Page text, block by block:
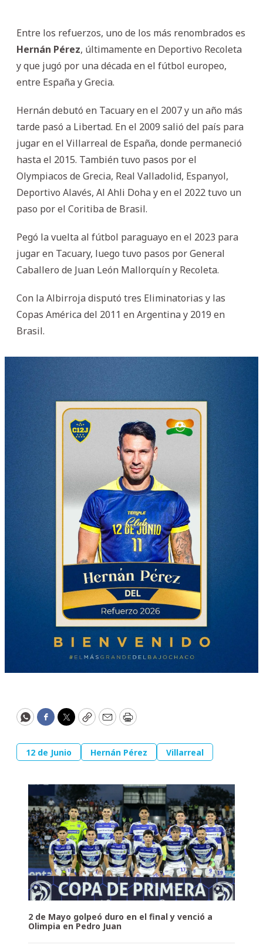
Entre los refuerzos, uno de los más renombrados es
Hernán Pérez, últimamente en Deportivo Recoleta
y que jugó por una década en el fútbol europeo,
entre España y Grecia.
Hernán debutó en Tacuary en el 2007 y un año más
tarde pasó a Libertad. En el 2009 salió del país para
jugar en el Villarreal de España, donde permaneció
hasta el 2015. También tuvo pasos por el
Olympiacos de Grecia, Real Valladolid, Espanyol,
Deportivo Alavés, Al Ahli Doha y en el 2022 tuvo un
paso por el Coritiba de Brasil.
Pegó la vuelta al fútbol paraguayo en el 2023 para
jugar en Tacuary, luego tuvo pasos por General
Caballero de Juan León Mallorquín y Recoleta.
Con la Albirroja disputó tres Eliminatorias y las
Copas América del 2011 en Argentina y 2019 en
Brasil.
WhatsApp
Facebook
Twitter
CopyEmailPrint
12 de Junio Hernán Pérez Villarreal
2 de Mayo golpeó duro en el final y venció a
Olimpia en Pedro Juan